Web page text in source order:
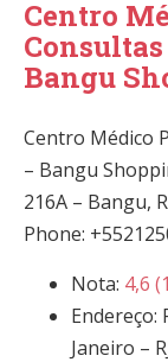
Centro
Bangu
Centro Médico
– Bangu
216A – Bangu,
Phone:
Nota: 4,6
Endereço:
Janeiro –